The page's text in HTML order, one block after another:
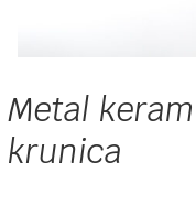
Metal
krunica